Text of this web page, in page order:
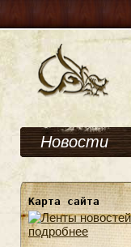
Новости
Карта сайта
подробнее